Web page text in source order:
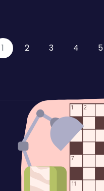
1 2 3 4 5